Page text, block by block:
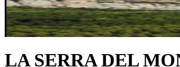
LA SERRA DEL